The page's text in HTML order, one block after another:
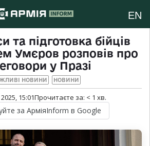
EN
та підготовка бійців
Умєров розповів про
у Празі
НОВИНИ НОВИНИ
15:01Прочитаєте за: < 1 хв.
за АрміяInform в Google